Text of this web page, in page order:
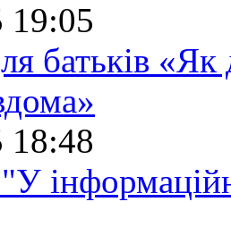
19:05
батьків
18:48